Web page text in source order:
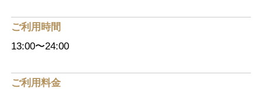
ご利用時間
13:00〜24:00
ご利用料金